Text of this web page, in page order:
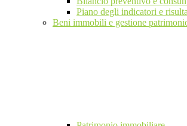
Piano degli indicatori e
Beni immobili e gestione